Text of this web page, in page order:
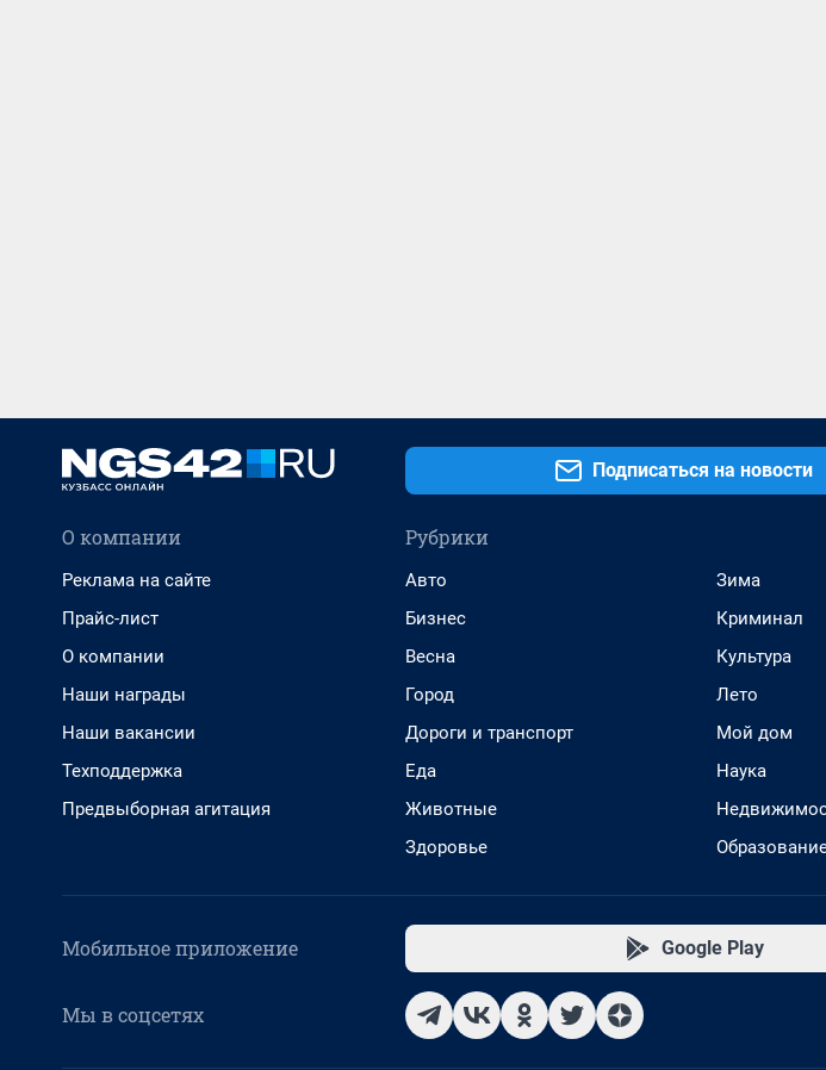
Подписаться на новости
О компании
Реклама на сайте
Прайс-лист
О компании
Наши награды
Наши вакансии
Техподдержка
Предвыборная агитация
Рубрики
Авто
Бизнес
Весна
Город
Дороги и транспорт
Еда
Животные
Здоровье
Зима
Криминал
Культура
Лето
Мой дом
Наука
Мобильное приложение Google Play
Мы в соцсетях